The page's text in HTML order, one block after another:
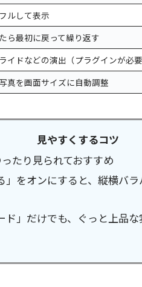
ルして表示
ら最初に戻って繰り返す
イドなどの演出（プラグインが必要
真を画面サイズに自動調整
見やすくするコツ
たり見られておすすめ
」をオンにすると、縦横バ
ド」だけでも、ぐっと上品